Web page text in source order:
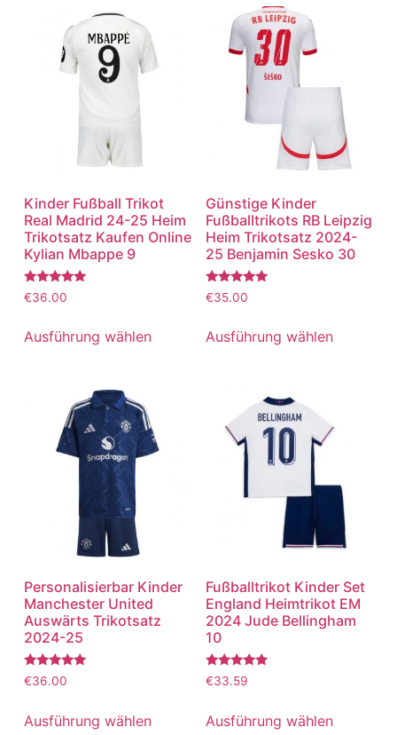
Kinder Fußball Trikot
Real Madrid 24-25 Heim
Trikotsatz Kaufen Online
Kylian Mbappe 9
Bewertet
mit
von 5
€36.00
Ausführung wählen
Günstige Kinder
Fußballtrikots RB Leipzig
Heim Trikotsatz 2024-
25 Benjamin Sesko 30
Bewertet
mit
von 5
€35.00
Ausführung wählen
Personalisierbar Kinder
Manchester United
Auswärts Trikotsatz
2024-25
Bewertet
mit
von 5
€36.00
Ausführung wählen
Fußballtrikot Kinder Set
England Heimtrikot EM
2024 Jude Bellingham
10
Bewertet
mit
von 5
€33.59
Ausführung wählen